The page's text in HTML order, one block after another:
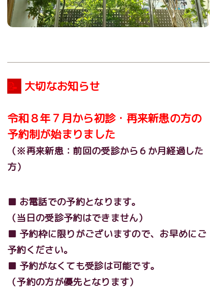
📝 大切なお知らせ
令和８年７月から初診・再来新患の方の
予約制が始まりました
（※再来新患：前回の受診から６か月経過した
方）
■ お電話での予約となります。
（当日の受診予約はできません）
■ 予約枠に限りがございますので、お早めにご
予約ください。
■ 予約がなくても受診は可能です。
（予約の方が優先となります）